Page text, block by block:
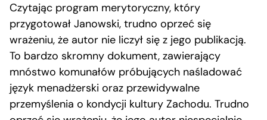
Czytając program merytoryczny, który
przygotował Janowski, trudno oprzeć się
wrażeniu, że autor nie liczył się z jego publikacją.
To bardzo skromny dokument, zawierający
mnóstwo komunałów próbujących naśladować
język menadżerski oraz przewidywalne
przemyślenia o kondycji kultury Zachodu. Trudno